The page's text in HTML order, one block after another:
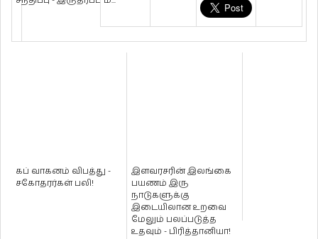
கப் வாகனம் விபத்து -
சகோதரர்கள் பலி!
இளவரசரின் இலங்கை
பயணம் இரு
நாடுகளுக்கு
இடையிலான உறவை
மேலும் பலப்படுத்த
உதவும் - பிரித்தானியா!